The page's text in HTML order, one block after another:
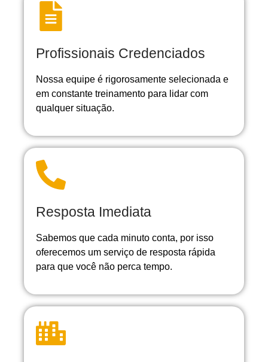
Profissionais Credenciados
Nossa equipe é rigorosamente selecionada e
em constante treinamento para lidar com
qualquer situação.
Resposta Imediata
Sabemos que cada minuto conta, por isso
oferecemos um serviço de resposta rápida
para que você não perca tempo.